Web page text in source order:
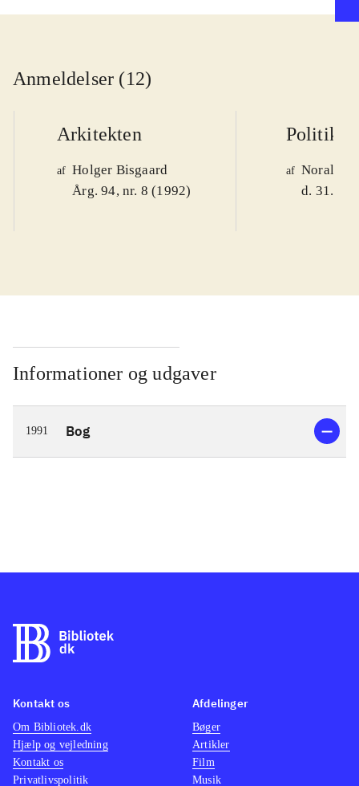
Anmeldelser (12)
Arkitekten
af Holger Bisgaard
Årg. 94, nr. 8 (1992)
Politiken
af Noralv
d. 31.
Informationer og udgaver
1991 Bog
Kontakt os
Om Bibliotek.dk
Hjælp og vejledning
Kontakt os
Privatlivspolitik
Afdelinger
Bøger
Artikler
Film
Musik